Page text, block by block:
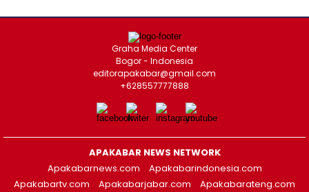
Graha Media Center
Bogor - Indonesia
editorapakabar@gmail.com
+628557777888
APAKABAR NEWS NETWORK
Apakabarnews.com
Apakabarindonesia.com
Apakabartv.com
Apakabarjabar.com
Apakabarateng.com